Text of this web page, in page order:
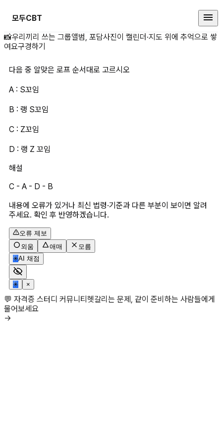
모두CBT
다음 중 알맞은 로프 순서대로 고
📸우리끼리 쓰는 그룹앨범, 포담사진이 캘린더·지도 위에 추억으로 쌓
여요구경하기
다음 중 알맞은 로프 순서대로 고르시오
A : S꼬임
B : 랭 S꼬임
C : Z꼬임
D : 랭 Z 꼬임
해설
C - A - D - B
내용에 오류가 있거나 최신 법령·기준과 다른 부분이 보이면 알려
주세요. 확인 후 반영하겠습니다.
오류 제보
외움
애매
모름
✳AI 채점
✳ ×
💬 자격증 스터디 커뮤니티헷갈리는 문제, 같이 준비하는 사람들에게
물어보세요
→